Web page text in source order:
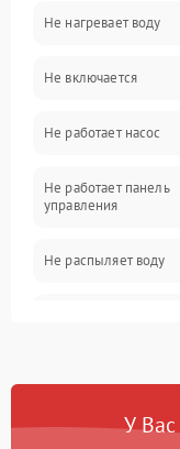
Датчики
Нагрев
Вода
Гигиена
Программное
Не нагревает воду
Не включается
Не работает насос
Не работает панель
управления
Не распыляет воду
Проблемы с набором
У